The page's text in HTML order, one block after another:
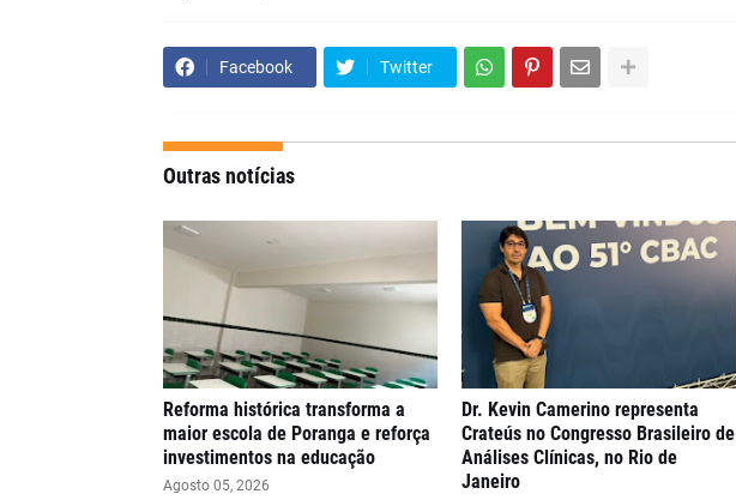
Facebook Twitter
Outras notícias
Reforma histórica transforma a
maior escola de Poranga e reforça
investimentos na educação
Agosto 05, 2026
Dr. Kevin Camerino representa
Crateús no Congresso Brasileiro de
Análises Clínicas, no Rio de
Janeiro